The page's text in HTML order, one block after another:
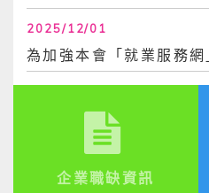
2025/12/01
企業職缺資訊